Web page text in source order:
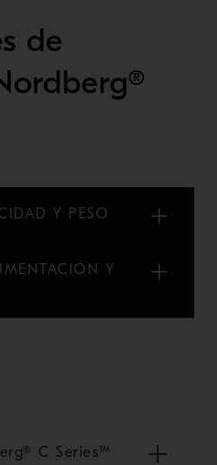
de
Y PESO
Y
C Series™